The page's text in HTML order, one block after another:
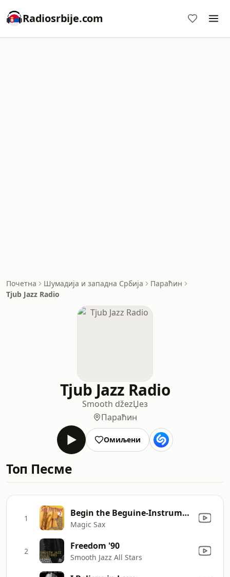
Radiosrbije.com
Почетна Шумадија и западна Србија
Параћин
Tjub Jazz Radio
Tjub Jazz Radio
Smooth džezЏез
Параћин
Омиљени
Топ Песме
1 Begin the Beguine-Instrumental Sax
Magic Sax
2 Freedom '90
Smooth Jazz All Stars